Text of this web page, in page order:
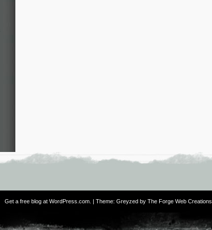
Get a free blog at WordPress.com . | Theme: Greyzed by The Forge Web Creations